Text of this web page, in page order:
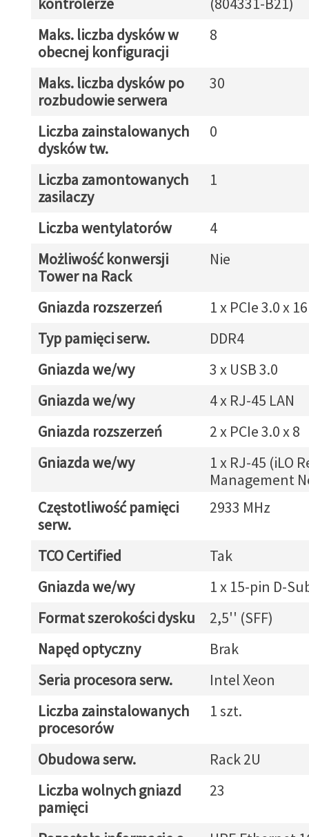
Maks. liczba dysków w
obecnej konfiguracji
8
Maks. liczba dysków po
rozbudowie serwera
30
Liczba zainstalowanych
dysków tw.
0
Liczba zamontowanych
zasilaczy
1
Liczba wentylatorów
4
Możliwość konwersji
Tower na Rack
Nie
Gniazda rozszerzeń
1 x PCIe 3.0 x 16
Typ pamięci serw.
DDR4
Gniazda we/wy
3 x USB 3.0
Gniazda we/wy
4 x RJ-45 LAN
Gniazda rozszerzeń
2 x PCIe 3.0 x 8
Gniazda we/wy
1 x RJ-45 (iLO
Management
Częstotliwość pamięci
serw.
2933 MHz
TCO Certified
Tak
Gniazda we/wy
1 x 15-pin D-
Format szerokości dysku
2,5'' (SFF)
Napęd optyczny
Brak
Seria procesora serw.
Intel Xeon
Liczba zainstalowanych
procesorów
1 szt.
Obudowa serw.
Rack 2U
Liczba wolnych gniazd
pamięci
23